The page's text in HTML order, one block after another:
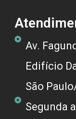
Av.
Edifício
São
Segunda